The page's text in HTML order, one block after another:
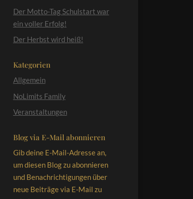
Der Motto-Tag Schulstart war
ein voller Erfolg!
Der Herbst wird heiß!
Kategorien
Allgemein
NoLimits Family
Veranstaltungen
Blog via E-Mail abonnieren
Gib deine E-Mail-Adresse an,
um diesen Blog zu abonnieren
und Benachrichtigungen über
neue Beiträge via E-Mail zu